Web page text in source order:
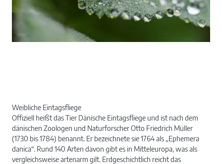
Weibliche Eintagsfliege
Offiziell heißt das Tier Dänische Eintagsfliege und ist nach dem
dänischen Zoologen und Naturforscher Otto Friedrich Müller
(1730 bis 1784) benannt. Er bezeichnete sie 1764 als „Ephemera
danica“. Rund 140 Arten davon gibt es in Mitteleuropa, was als
vergleichsweise artenarm gilt. Erdgeschichtlich reicht das